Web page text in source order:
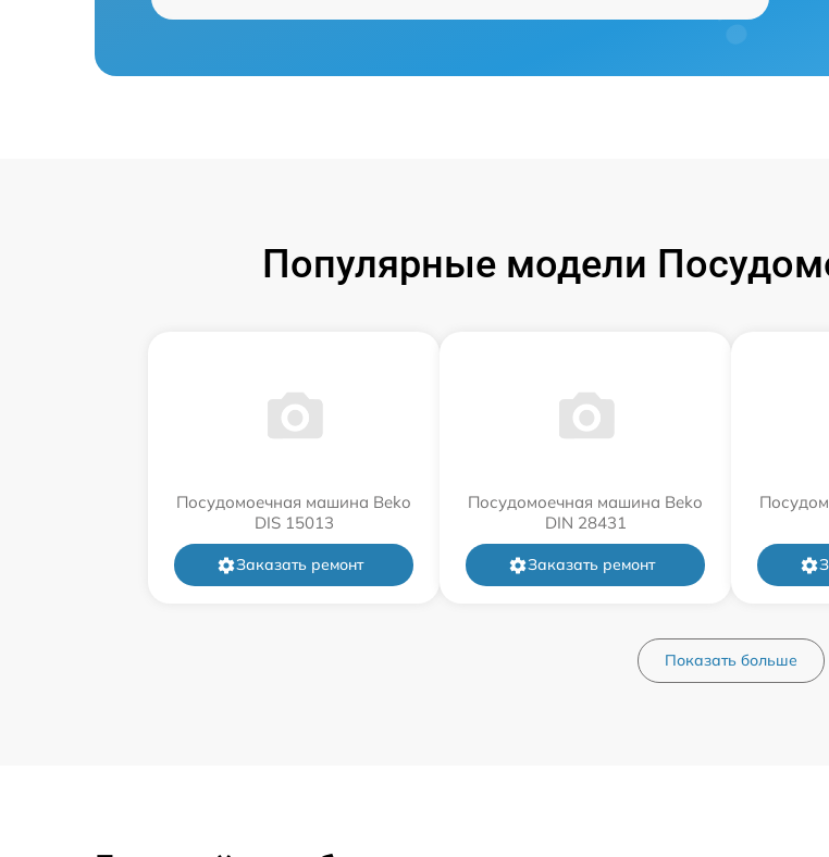
Популярные модели
Посудомоечная машина Beko
DIS 15013
Заказать ремонт
Посудомоечная машина Beko
DIN 28431
Заказать ремонт
Показать больше